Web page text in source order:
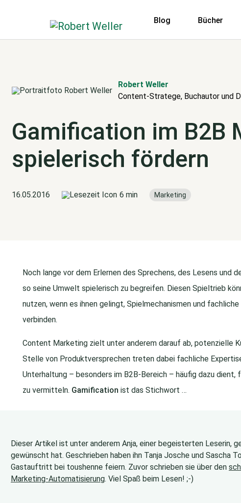
Blog Bücher
Robert Weller
Content-Stratege, Buchautor und
Gamification im B2B
spielerisch fördern
16.05.2016 6 min Marketing
Noch lange vor dem Erlernen des Sprechens, des Lesens und
so seine Umwelt spielerisch zu begreifen. Diesen Spieltrieb
nutzen, wenn es ihnen gelingt, Spielmechanismen und
verbinden.
Content Marketing zielt unter anderem darauf ab, potenzielle
Stelle von Produktversprechen treten dabei fachliche
Unterhaltung – besonders im B2B-Bereich – häufig dazu
zu vermitteln. Gamification ist das Stichwort …
Dieser Artikel ist unter anderem Anja, einer begeisterten Leserin,
gewünscht hat. Geschrieben haben ihn Tanja Josche und Sascha
Gastauftritt bei toushenne feiern. Zuvor schrieben sie über den
Marketing-Automatisierung. Viel Spaß beim Lesen! ;-)